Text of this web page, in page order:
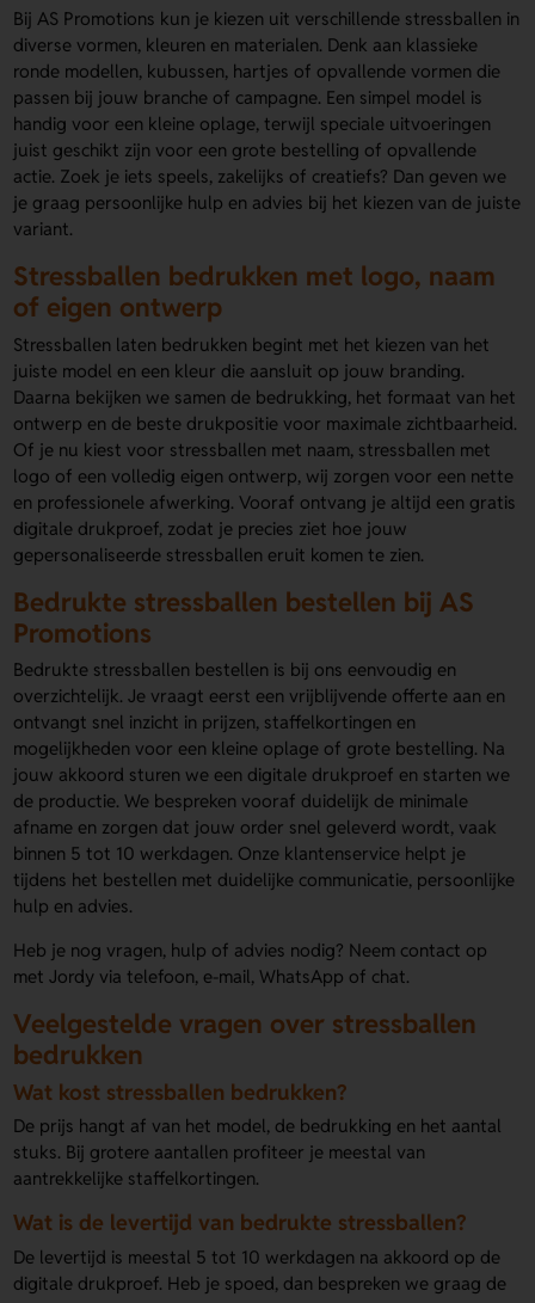
Bij AS Promotions kun je kiezen uit verschillende stressballen in
diverse vormen, kleuren en materialen. Denk aan klassieke
ronde modellen, kubussen, hartjes of opvallende vormen die
passen bij jouw branche of campagne. Een simpel model is
handig voor een kleine oplage, terwijl speciale uitvoeringen
juist geschikt zijn voor een grote bestelling of opvallende
actie. Zoek je iets speels, zakelijks of creatiefs? Dan geven we
je graag persoonlijke hulp en advies bij het kiezen van de juiste
variant.
Stressballen bedrukken met logo, naam
of eigen ontwerp
Stressballen laten bedrukken begint met het kiezen van het
juiste model en een kleur die aansluit op jouw branding.
Daarna bekijken we samen de bedrukking, het formaat van het
ontwerp en de beste drukpositie voor maximale zichtbaarheid.
Of je nu kiest voor stressballen met naam, stressballen met
logo of een volledig eigen ontwerp, wij zorgen voor een nette
en professionele afwerking. Vooraf ontvang je altijd een gratis
digitale drukproef, zodat je precies ziet hoe jouw
gepersonaliseerde stressballen eruit komen te zien.
Bedrukte stressballen bestellen bij AS
Promotions
Bedrukte stressballen bestellen is bij ons eenvoudig en
overzichtelijk. Je vraagt eerst een vrijblijvende offerte aan en
ontvangt snel inzicht in prijzen, staffelkortingen en
mogelijkheden voor een kleine oplage of grote bestelling. Na
jouw akkoord sturen we een digitale drukproef en starten we
de productie. We bespreken vooraf duidelijk de minimale
afname en zorgen dat jouw order snel geleverd wordt, vaak
binnen 5 tot 10 werkdagen. Onze klantenservice helpt je
tijdens het bestellen met duidelijke communicatie, persoonlijke
hulp en advies.
Heb je nog vragen, hulp of advies nodig? Neem contact op
met Jordy via telefoon, e-mail, WhatsApp of chat.
Veelgestelde vragen over stressballen
bedrukken
Wat kost stressballen bedrukken?
De prijs hangt af van het model, de bedrukking en het aantal
stuks. Bij grotere aantallen profiteer je meestal van
aantrekkelijke staffelkortingen.
Wat is de levertijd van bedrukte stressballen?
De levertijd is meestal 5 tot 10 werkdagen na akkoord op de
digitale drukproef. Heb je spoed, dan bespreken we graag de